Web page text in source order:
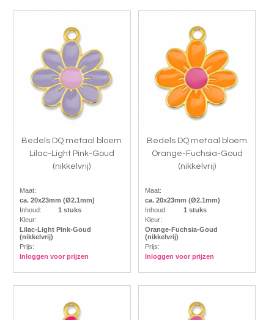
Bedels DQ metaal bloem
Lilac-Light Pink-Goud
(nikkelvrij)
Maat:
ca. 20x23mm (Ø2.1mm)
Inhoud:
1 stuks
Kleur:
Lilac-Light Pink-Goud
(nikkelvrij)
Prijs:
Inloggen voor prijzen
Bedels DQ metaal bloem
Orange-Fuchsia-Goud
(nikkelvrij)
Maat:
ca. 20x23mm (Ø2.1mm)
Inhoud:
1 stuks
Kleur:
Orange-Fuchsia-Goud
(nikkelvrij)
Prijs:
Inloggen voor prijzen